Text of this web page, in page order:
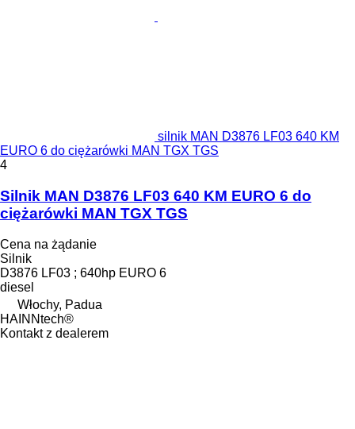
silnik MAN D3876 LF03 640 KM
EURO 6 do ciężarówki MAN TGX TGS
4
Silnik MAN D3876 LF03 640 KM EURO 6 do
ciężarówki MAN TGX TGS
Cena na żądanie
Silnik
D3876 LF03 ; 640hp EURO 6
diesel
Włochy, Padua
HAINNtech®
Kontakt z dealerem